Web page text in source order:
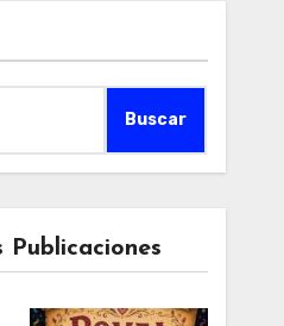
Buscar
Publicaciones